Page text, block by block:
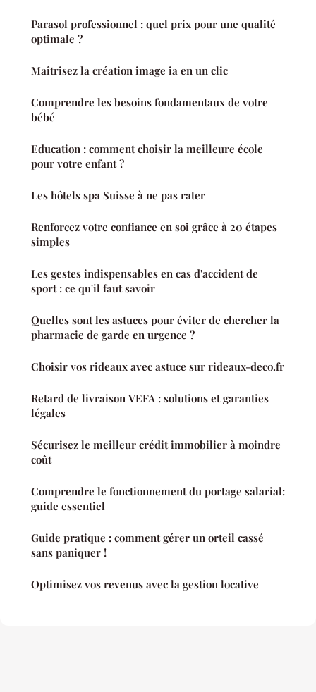
Parasol professionnel : quel prix pour une qualité
optimale ?
Maîtrisez la création image ia en un clic
Comprendre les besoins fondamentaux de votre
bébé
Education : comment choisir la meilleure école
pour votre enfant ?
Les hôtels spa Suisse à ne pas rater
Renforcez votre confiance en soi grâce à 20 étapes
simples
Les gestes indispensables en cas d'accident de
sport : ce qu'il faut savoir
Quelles sont les astuces pour éviter de chercher la
pharmacie de garde en urgence ?
Choisir vos rideaux avec astuce sur rideaux-deco.fr
Retard de livraison VEFA : solutions et garanties
légales
Sécurisez le meilleur crédit immobilier à moindre
coût
Comprendre le fonctionnement du portage salarial:
guide essentiel
Guide pratique : comment gérer un orteil cassé
sans paniquer !
Optimisez vos revenus avec la gestion locative